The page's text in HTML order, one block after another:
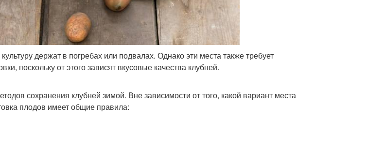
держат в погребах или подвалах. Однако эти места также требует
поскольку от этого зависят вкусовые качества клубней.
сохранения клубней зимой. Вне зависимости от того, какой вариант места
плодов имеет общие правила: